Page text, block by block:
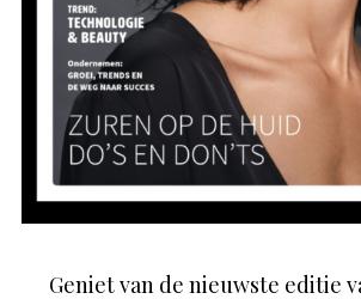
Geniet van de nieuwste editie